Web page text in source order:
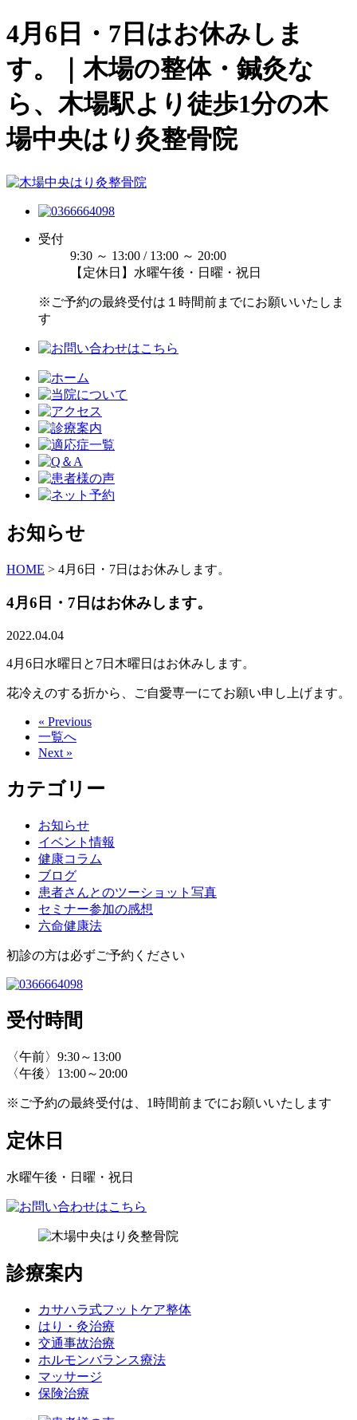
4月6日・7日はお休みしま
す。｜木場の整体・鍼灸な
ら、木場駅より徒歩1分の木
場中央はり灸整骨院
受付
9:30 ～ 13:00 / 13:00 ～ 20:00
【定休日】水曜午後・日曜・祝日
※ご予約の最終受付は１時間前までにお願いいたしま
す
お知らせ
HOME > 4月6日・7日はお休みします。
4月6日・7日はお休みします。
2022.04.04
4月6日水曜日と7日木曜日はお休みします。
花冷えのする折から、ご自愛専一にてお願い申し上げます。
« Previous
一覧へ
Next »
カテゴリー
お知らせ
イベント情報
健康コラム
ブログ
患者さんとのツーショット写真
セミナー参加の感想
六命健康法
初診の方は必ずご予約ください
受付時間
〈午前〉9:30～13:00
〈午後〉13:00～20:00
※ご予約の最終受付は、1時間前までにお願いいたします
定休日
水曜午後・日曜・祝日
診療案内
カサハラ式フットケア整体
はり・灸治療
交通事故治療
ホルモンバランス療法
マッサージ
保険治療